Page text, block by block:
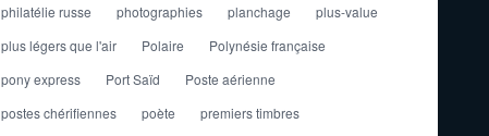
philatélie russe
photographies planchage
plus-value
plus légers que l'air
Polaire
Polynésie française
pony express
Port Saïd
Poste aérienne
postes chérifiennes
poète premiers timbres